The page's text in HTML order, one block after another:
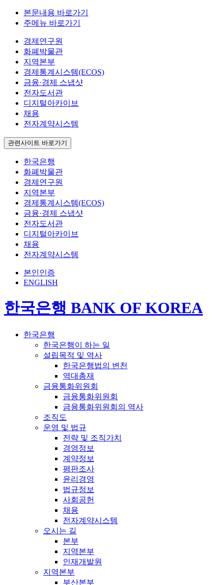
본문내용 바로가기
주메뉴 바로가기
경제연구원
화폐박물관
지역본부
경제통계시스템(ECOS)
금융·경제 스냅샷
전자도서관
디지털아카이브
채용
전자계약시스템
관련사이트 바로가기
한국은행
화폐박물관
경제연구원
지역본부
경제통계시스템(ECOS)
금융·경제 스냅샷
전자도서관
디지털아카이브
채용
전자계약시스템
본인인증
ENGLISH
한국은행 BANK OF KOREA
한국은행
한국은행이 하는 일
설립목적 및 역사
한국은행법의 변천
역대총재
금융통화위원회
금융통화위원회
금융통화위원회의 역사
조직도
운영 및 법규
전략 및 조직가치
경영정보
계약정보
평판조사
윤리경영
법규정보
사회공헌
채용
전자계약시스템
오시는 길
본부
지역본부
인재개발원
지역본부
부산본부